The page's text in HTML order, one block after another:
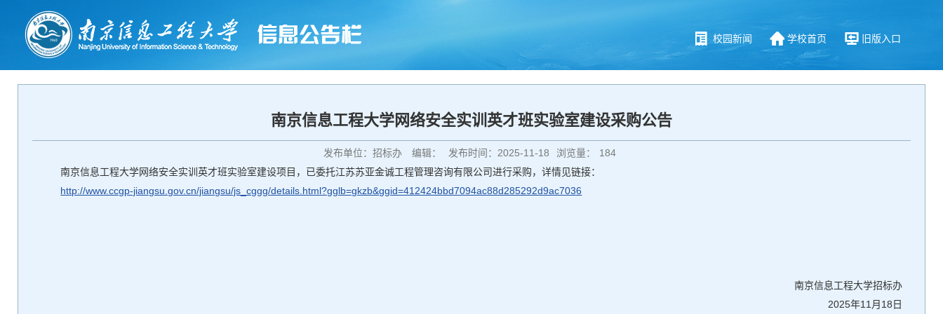
校园新闻 学校首页 旧版入口
南京信息工程大学网络安全实训英才班实验室建设采购公告
发布单位：招标办 编辑： 发布时间：2025-11-18 浏览量：
184
南京信息工程大学网络安全实训英才班实验室建设项目，已委托江苏苏亚金诚工程管理咨询有限公司进行采购，详情见链接：
http://www.ccgp-jiangsu.gov.cn/jiangsu/js_cggg/details.html?gglb=gkzb&ggid=412424bbd7094ac88d285292d9ac7036
南京信息工程大学招标办
2025年11月18日